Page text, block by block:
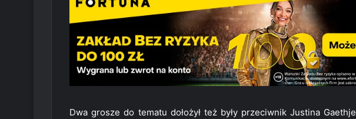
Dwa grosze do tematu dołożył też były przeciwnik Justina Gaethje